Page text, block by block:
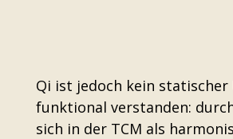
Qi ist jedoch kein
funktional verstanden:
sich in der TCM als